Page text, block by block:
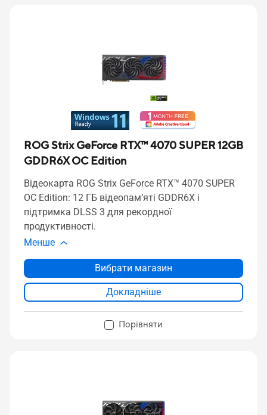
ROG Strix GeForce RTX™ 4070 SUPER 12GB
GDDR6X OC Edition
Відеокарта ROG Strix GeForce RTX™ 4070 SUPER
OC Edition: 12 ГБ відеопам’яті GDDR6X і
підтримка DLSS 3 для рекордної
продуктивності.
Менше
Вибрати магазин
Докладніше
Порівняти